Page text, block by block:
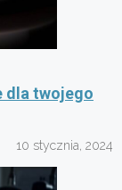
dla twojego
10 stycznia, 2024